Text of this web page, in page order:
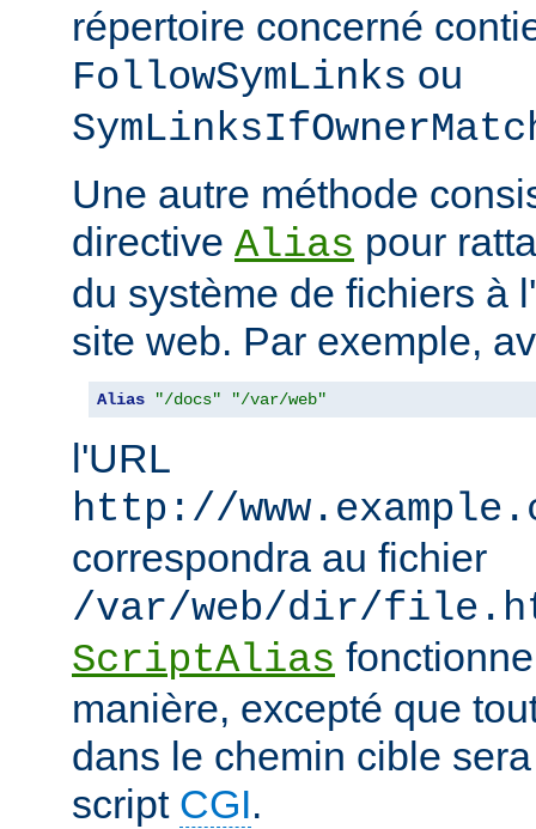
répertoire concerné
FollowSymLinks ou
Une autre méthode
directive Alias pour
du système de fichiers à
site web. Par exemple,
Alias "/docs" "/var/web"
l'URL
http://
correspondra au fichier
/var/web/dir/
ScriptAlias
manière, excepté que
dans le chemin cible
script CGI.